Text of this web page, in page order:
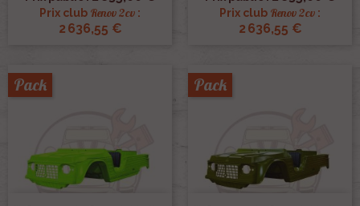
Prix club Renov 2cv :
2 636,55 €
Prix club Renov 2cv :
2 636,55 €
Pack Pack